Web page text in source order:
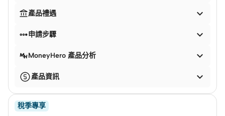
產品禮遇 
申請步驟 
MoneyHero 產品分析 
產品資訊 
稅季專享